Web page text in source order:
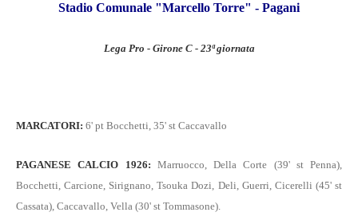
Stadio Comunale "Marcello Torre" - Pagani
Lega Pro - Girone C - 23ª giornata
MARCATORI: 6' pt Bocchetti, 35' st Caccavallo
PAGANESE CALCIO 1926: Marruocco, Della Corte (39' st Penna),
Bocchetti, Carcione, Sirignano, Tsouka Dozi, Deli, Guerri, Cicerelli (45' st
Cassata), Caccavallo, Vella (30' st Tommasone).